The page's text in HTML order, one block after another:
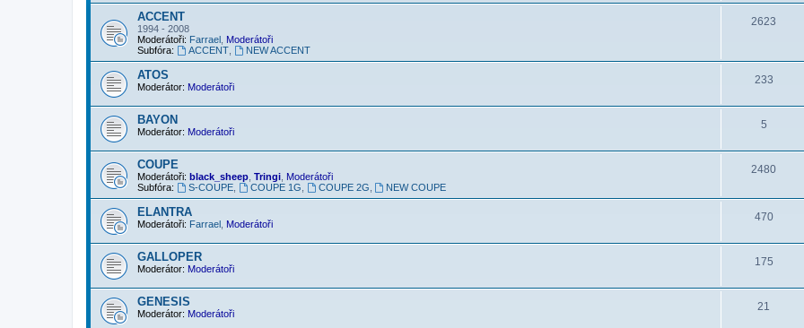
ACCENT
1994 - 2008
Moderátoři: Farrael Moderátoři
Subfóra:
ACCENT, NEW ACCENT
2623
ATOS
Moderátor: Moderátoři
233
BAYON
Moderátor: Moderátoři
5
COUPE
Moderátoři: black_sheep Tringi Moderátoři
Subfóra:
S-COUPE, COUPE 1G COUPE 2G NEW COUPE
2480
ELANTRA
Moderátoři: Farrael Moderátoři
470
GALLOPER
Moderátor: Moderátoři
175
GENESIS
Moderátor: Moderátoři
21